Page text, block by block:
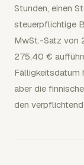
Stunden, einen
steuerpflichtige
MwSt.-Satz von
275,40 €
Fälligkeitsdatum
aber die
den